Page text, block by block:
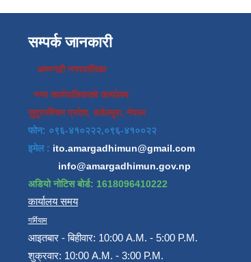
सम्पर्क जानकारी
अमरगढी नगरपालिका
नगर कार्यपालिकाको कार्यालय
सुदुरपश्चिम प्रदेश, डडेल्धुरा, नेपाल
फोन: ०९६-४१०२२२,०९६-४१००२२
इमेल : ito.amargadhimun@gmail.com
info@amargadhimun.gov.np
अडियो नोटिस बोर्ड: 1618096410222
कार्यालय समय
गर्मियाम
आइतबार - बिहीवार: 10:00 A.M. - 5:00 P.M.
शुक्रवार: 10:00 A.M. - 3:00 P.M.